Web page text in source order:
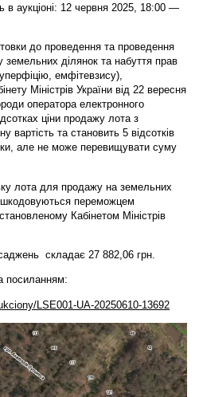
в аукціоні: 12 червня 2025, 18:00 —
до проведення та проведення
ділянок та набуття прав
емфітевзису),
Міністрів України від 22 вересня
оператора електронного
ціни продажу лота з
вартість та становить 5 відсотків
але не може перевищувати суму
лота для продажу на земельних
переможцем
Кабінетом Міністрів
складає 27 882,06 грн.
посиланням:
LSE001-UA-20250610-13692